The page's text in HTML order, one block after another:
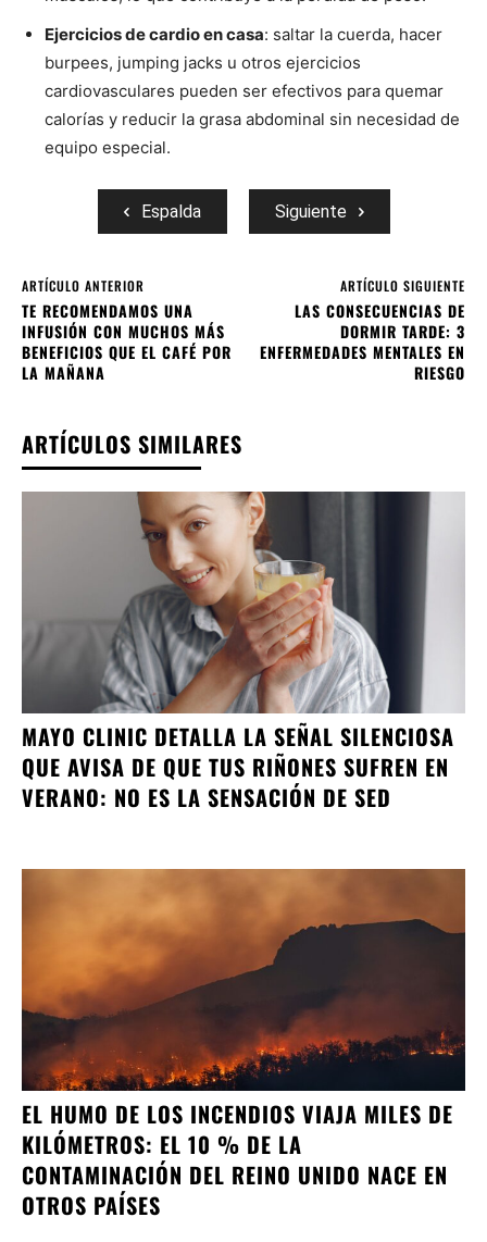
Ejercicios de cardio en casa: saltar la cuerda, hacer
burpees, jumping jacks u otros ejercicios
cardiovasculares pueden ser efectivos para quemar
calorías y reducir la grasa abdominal sin necesidad de
equipo especial.
Espalda Siguiente
ARTÍCULO ANTERIOR
TE RECOMENDAMOS UNA
INFUSIÓN CON MUCHOS MÁS
BENEFICIOS QUE EL CAFÉ POR
LA MAÑANA
ARTÍCULO SIGUIENTE
LAS CONSECUENCIAS DE
DORMIR TARDE: 3
ENFERMEDADES MENTALES EN
RIESGO
ARTÍCULOS SIMILARES
MAYO CLINIC DETALLA LA SEÑAL SILENCIOSA
QUE AVISA DE QUE TUS RIÑONES SUFREN EN
VERANO: NO ES LA SENSACIÓN DE SED
EL HUMO DE LOS INCENDIOS VIAJA MILES DE
KILÓMETROS: EL 10 % DE LA
CONTAMINACIÓN DEL REINO UNIDO NACE EN
OTROS PAÍSES